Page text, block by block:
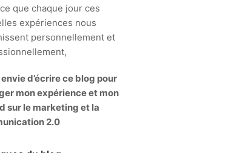
que chaque jour ces
expériences nous
personnellement et
envie d’écrire ce blog pour
mon expérience et mon
sur le marketing et la
2.0